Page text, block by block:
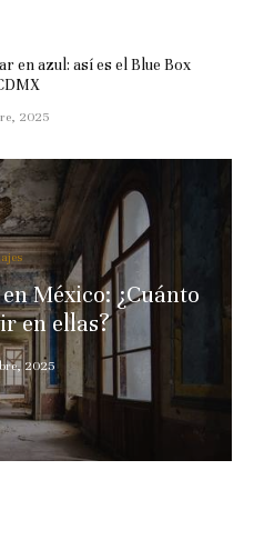
en azul: así es el Blue Box
2025
México: ¿Cuánto
en ellas?
2025